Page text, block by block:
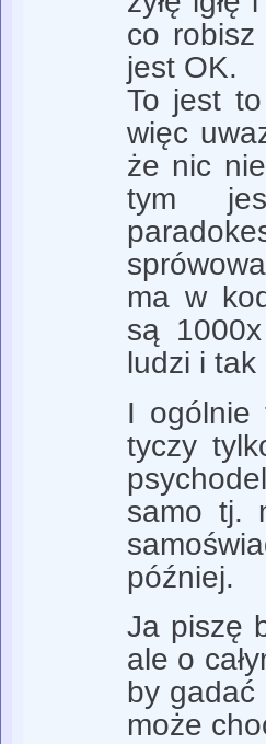
co
jest OK.
To jest
więc
że nic
tym
ma w
są
ludzi i tak
I ogólnie
tyczy
samo tj.
później.
Ja piszę
ale o
by gadać
może